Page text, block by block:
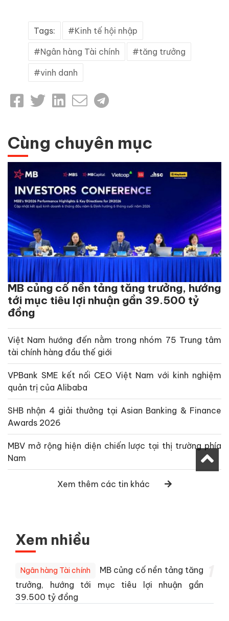
Tags: Kinh tế hội nhập
Ngân hàng Tài chính tăng trưởng
vinh danh
Cùng chuyên mục
MB củng cố nền tảng tăng trưởng, hướng
tới mục tiêu lợi nhuận gần 39.500 tỷ
đồng
Việt Nam hướng đến nằm trong nhóm 75 Trung tâm
tài chính hàng đầu thế giới
VPBank SME kết nối CEO Việt Nam với kinh nghiệm
quản trị của Alibaba
SHB nhận 4 giải thưởng tại Asian Banking & Finance
Awards 2026
MBV mở rộng hiện diện chiến lược tại thị trường phía
Nam
Xem thêm các tin khác
Xem nhiều
Ngân hàng Tài chính
MB củng cố nền tảng tăng
trưởng, hướng tới mục tiêu lợi nhuận gần
39.500 tỷ đồng